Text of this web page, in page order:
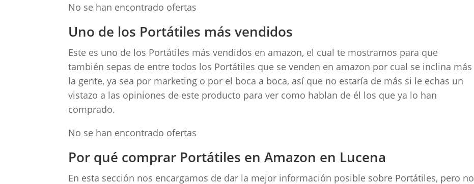
No se han encontrado ofertas
Uno de los Portátiles más vendidos
Este es uno de los Portátiles más vendidos en amazon, el cual te mostramos para que
también sepas de entre todos los Portátiles que se venden en amazon por cual se inclina más
la gente, ya sea por marketing o por el boca a boca, así que no estaría de más si le echas un
vistazo a las opiniones de este producto para ver como hablan de él los que ya lo han
comprado.
No se han encontrado ofertas
Por qué comprar Portátiles en Amazon en Lucena
En esta sección nos encargamos de dar la mejor información posible sobre Portátiles, pero no